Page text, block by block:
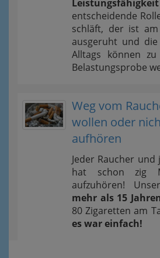
Leistungsfähigkeit
entscheidende
schläft, der ist
ausgeruht und die
Alltags können
Belastungsprobe
Weg vom
wollen oder
aufhören
Jeder Raucher und
hat schon zig
aufzuhören!
mehr als 15
80 Zigaretten am
es war einfach!